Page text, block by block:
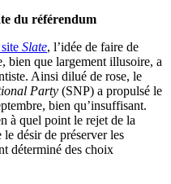
du référendum
Slate, l’idée de faire de
bien que largement illusoire, a
Ainsi dilué de rose, le
Party (SNP) a propulsé le
bien qu’insuffisant.
à quel point le rejet de la
désir de préserver les
déterminé des choix